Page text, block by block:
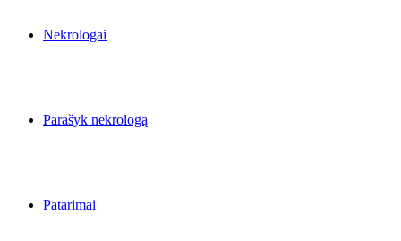
Nekrologai
Parašyk nekrologą
Patarimai